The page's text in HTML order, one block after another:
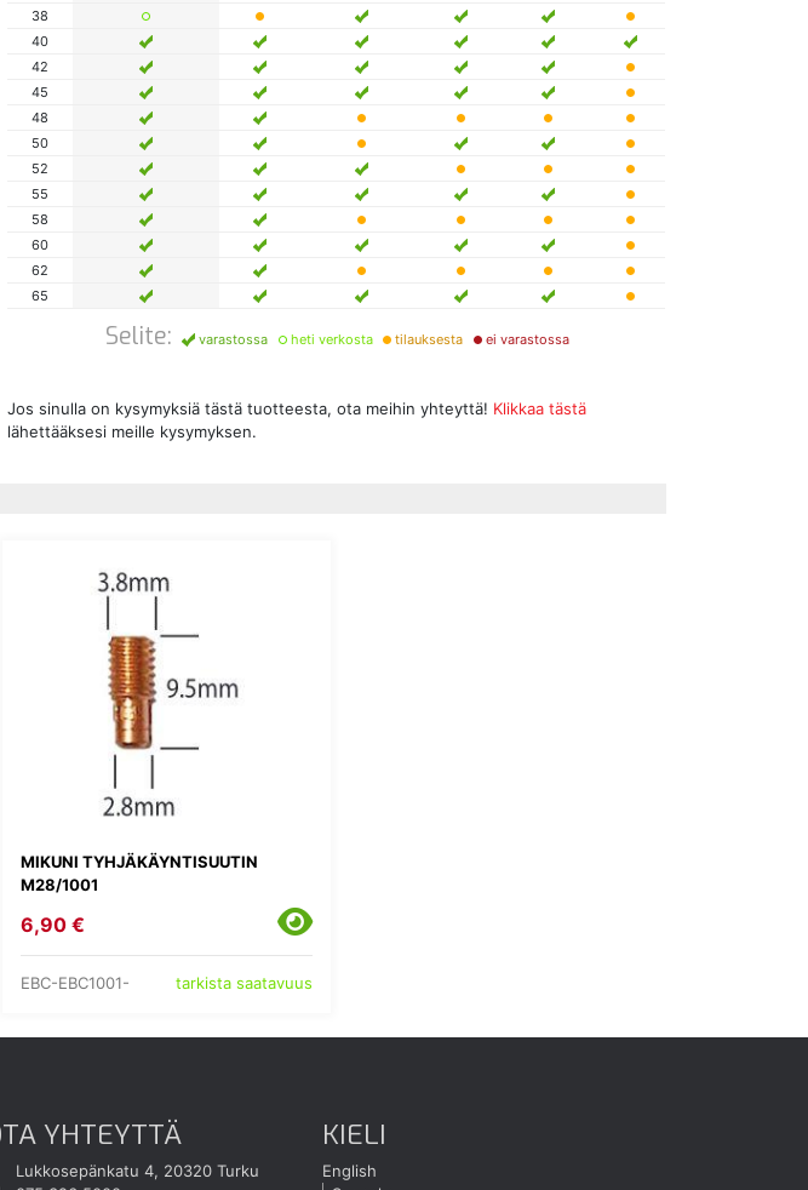
38
40
42
45
48
50
52
55
58
60
62
65
Selite: varastossa heti verkosta tilauksesta ei varastossa
Jos sinulla on kysymyksiä tästä tuotteesta, ota meihin yhteyttä! Klikkaa tästä
lähettääksesi meille kysymyksen.
MIKUNI TYHJÄKÄYNTISUUTIN
M28/1001
6,90 €
EBC-EBC1001- tarkista saatavuus
YHTEYTTÄ
Lukkosepänkatu 4, 20320 Turku
KIELI
English